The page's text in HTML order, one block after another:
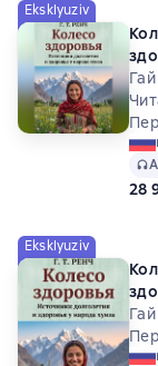
Eksklyuziv
28
Eksklyuziv